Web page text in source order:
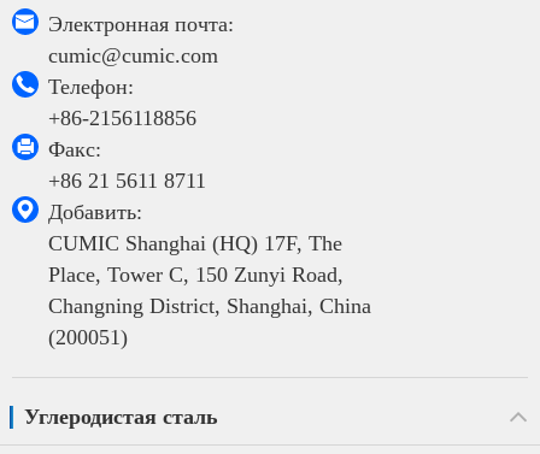

Электронная почта:
cumic@cumic.com

Телефон:
+86-2156118856

Факс:
+86 21 5611 8711

Добавить:
CUMIC Shanghai (HQ) 17F, The
Place, Tower C, 150 Zunyi Road,
Changning District, Shanghai, China
(200051)
Углеродистая сталь